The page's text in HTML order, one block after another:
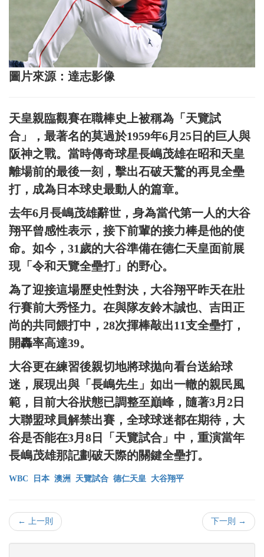
圖片來源：達志影像
天皇親臨觀賽在職棒史上被稱為「天覽試
合」，最著名的莫過於1959年6月25日的巨人與
阪神之戰。當時傳奇球星長嶋茂雄在昭和天皇
離場前的最後一刻，擊出石破天驚的再見全壘
打，成為日本球史最動人的篇章。
去年6月長嶋茂雄辭世，身為當代第一人的大谷
翔平曾感性表示，接下前輩的接力棒是他的使
命。如今，31歲的大谷準備在德仁天皇面前展
現「令和天覽全壘打」的野心。
為了迎接這場歷史性對決，大谷翔平昨天在壯
行賽前大秀怪力。在與隊友鈴木誠也、吉田正
尚的共同餵打中，28次揮棒敲出11支全壘打，
開轟率高達39。
大谷更在練習後親切地將球拋向看台送給球
迷，展現出與「長嶋先生」如出一轍的親民風
範，目前大谷狀態已調整至巔峰，隨著3月2日
大聯盟球員解禁出賽，全球球迷都在期待，大
谷是否能在3月8日「天覽試合」中，重演當年
長嶋茂雄那記劃破天際的關鍵全壘打。
WBC 日本 澳洲 天覽試合 德仁天皇 大谷翔平
← 上一則 下一則 →